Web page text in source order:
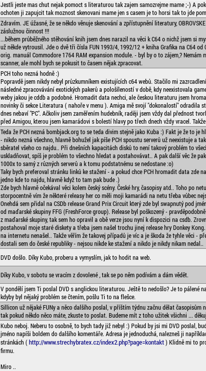
Jestli jeste mas chut nejak pomoct s literaturou tak zajem samozrejme mame ;-) A
ochoten ji zapujcit tak moznost skenovani mame jen s casem je to horsi tak to jde
Zdravím. JE úžasné, že se někdo věnuje skenování a zpřístupnění literatury,
záslužnou činnost !!!
...během průběžného stěhování knih jsem dnes narazil na věci k C64 o nichž jsem si
už někde vytrousil. Jde o dvě tři čísla FUN 1993/4, 1992/12 + kniha Grafika na C64 od
orig. manuál Commodore 1764 RAM expansion module. - byl by o to zájem,? Nemám
scanner, ale mohl bych se pokusit to časem nějak zpracovat.
PCH toho nezná hodně :)
Popravdě jsem nikdy nebyl průzkumníkem existujících c64 webů. Stačilo mi
následné zpracovávání exotických pakerů a pološíleností v době, kdy neexistovala
weby jakou je cddb a podobné. Hromadit data nechci, ale českou literaturu jsem
novinky či sekce Literatura ( nahoře v menu ). Amiga mě svojí "dokonalostí" odradila
dnes nebaví "PC". Ačkoliv jsem zaměřením hudebník, raději jsem vždy dal přednost
před Amigou, kterou jsem kamarádovi s bolestí hlavy po třech dnech vždy vracel.
Teda že PCH nezná bombjack.org to se teda divim stejně jako Kuba :) Fakt je že to je
- nikdo nezná všechno, hlavně bohužel jak píše PCH spoustu serverů už neexistuje a
sběratel všeho co najdu.. Při dnešních kapacitách disků to není takový problém to
uskladňovat, spíš je problém to všechno hledat a postahovávat.. A pak další věc že
1000x to samý z různých serverů a k tomu podstatnému se nedostane :o)
Taky bych preferoval stránku linků ke stažení - a pokud chce PCH hromadit data zde
jedno kde to najdu, hlavně když to tam pak bude .)
Zde bych hlavně očekával věci kolem český scény. České hry, časopisy atd.. Toho po
storpocentně vím že některé releasy her co měli moji kamarádi na netu třeba vůbec
Onehdá sem přidal na CSDb release Grand Prix Circuit který zde byl swapnutý pod
od maďarské skupiny FFG (FreshForce group). Release byl poškozený -
z maďarské skupiny, tak sem ho opravil a obě verze jsou nyní k dispozici na csdb.
postahoval moje staré diskety a třeba jsem našel trochu jinej release hry Donkey Kong.
na internetu nenašel.. Takže věřím že takovej případů je víc a je škoda že tyhle věci -
dostali sem do české republiky - nejsou nikde ke stažení a nikdo je nikdy nikam nedal..
DVD došlo. Díky Kubo, proberu a vymyslím, jak to hodit na web.
Díky Kubo, v sobotu se vracím z dovolené , tak se po něm podívám a dám vědět.
V pondělí jsem Ti poslal DVD s anglickou literaturou. Ještě to nedošlo? Je to pálené
kdyby byl nějaký problém se čtením, pošlu Ti to na flešce.
Sillicon už nějaké FUNy a něco dalšího poslal, v příštím týdnu začnu dělat časopisům
tak pokud někdo něco máte, zkuste to poslat. Budeme mít z toho užitek všichni ...
Kubo neboj. Neberu to osobně, to bych tady již nebyl :) Pokud by jsi mi DVD poslal,
jméno napíši boldem do dalšího komentáře. Adresa je jednoduchá, nalezneš ji
stránkách (http://www.strechybratex.cz/index2.php?page=kontakt) Klidně mi to
firmu.
Miro ..